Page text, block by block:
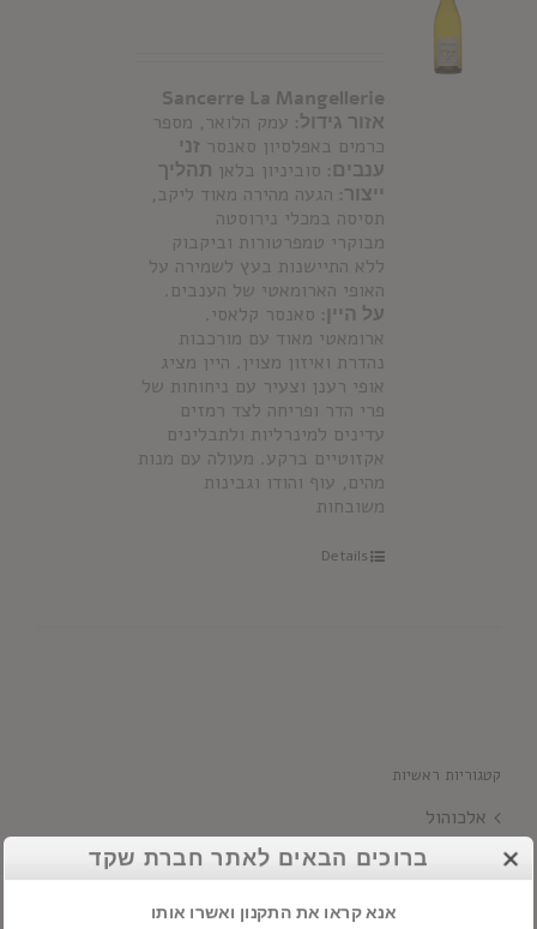
Sancerre La Mangellerie
אזור גידול: עמק הלואר, מספר
כרמים באפלסיון סאנסר זני
ענבים: סוביניון בלאן תהליך
ייצור: הגעה מהירה מאוד ליקב,
תסיסה במכלי נירוסטה
מבוקרי טמפרטורות וביקבוק
ללא התיישנות בעץ לשמירה על
האופי הארומאטי של הענבים.
על היין: סאנסר קלאסי.
ארומאטי מאוד עם מורכבות
נהדרת ואיזון מצוין. היין מציג
אופי רענן וצעיר עם ניחוחות של
פרי הדר ופריחה לצד רמזים
עדינים למינרליות ולתבלינים
אקזוטיים ברקע. מעולה עם מנות
מהים, עוף והודו וגבינות
משובחות
Details
קטגוריות ראשיות
אלכוהול
חבילות שיברוכים הבאים לאתר חברת שקד
אנא קראו את התקנון ואשרו אותו